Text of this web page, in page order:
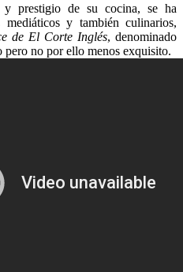
y prestigio de su cocina, se ha
mediáticos y también culinarios,
de El Corte Inglés, denominado
no por ello menos exquisito.